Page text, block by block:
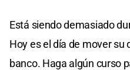
Está siendo demasiado
Hoy es el día de mover su
banco. Haga algún curso